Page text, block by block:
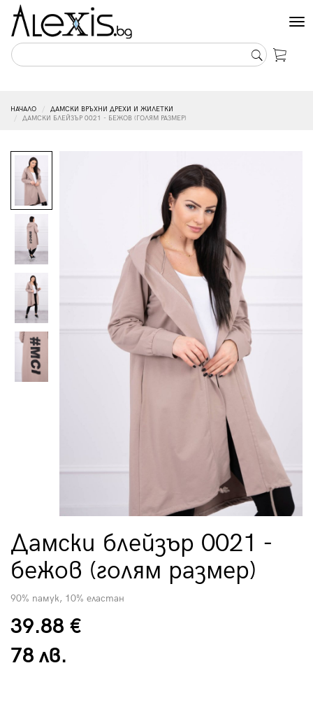
НАЧАЛО
ДАМСКИ ВРЪХНИ ДРЕХИ И ЖИЛЕТКИ
ДАМСКИ БЛЕЙЗЪР 0021 - БЕЖОВ (ГОЛЯМ РАЗМЕР)
Дамски блейзър 0021 -
бежов (голям размер)
90% памук, 10% еластан
39.88 €
78 лв.